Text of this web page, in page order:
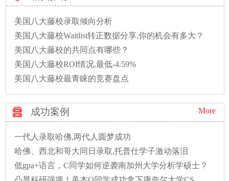
美国八大藤校录取倾向分析
美国八大藤校Waitlist转正数据分享,你的机会有多大？
美国八大藤校的共同点有哪些？
美国八大藤校ROI情况,最低-4.59%
美国八大藤校最青睐的竞赛盘点
成功案例 More
一代人录取哈佛,两代人圆梦成功
哈佛、西北和哥大同日录取,托普仕学子激动落泪
低gpa+语言，C同学如何逆袭南加州大学分析学硕士？